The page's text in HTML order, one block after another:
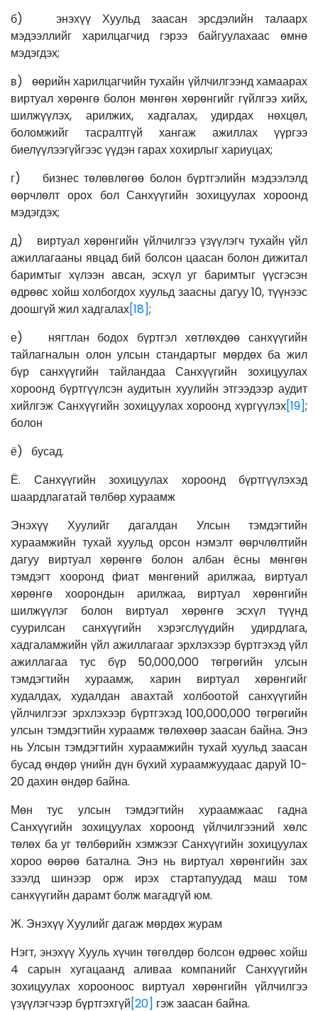
б) энэхүү Хуульд заасан эрсдэлийн талаарх
мэдээллийг харилцагчид гэрээ байгуулахаас өмнө
мэдэгдэх;
в) өөрийн харилцагчийн тухайн үйлчилгээнд хамаарах
виртуал хөрөнгө болон мөнгөн хөрөнгийг гүйлгээ хийх,
шилжүүлэх, арилжих, хадгалах, удирдах нөхцөл,
боломжийг тасралтгүй хангаж ажиллах үүргээ
биелүүлээгүйгээс үүдэн гарах хохирлыг хариуцах;
г) бизнес төлөвлөгөө болон бүртгэлийн мэдээлэлд
өөрчлөлт орох бол Санхүүгийн зохицуулах хороонд
мэдэгдэх;
д) виртуал хөрөнгийн үйлчилгээ үзүүлэгч тухайн үйл
ажиллагааны явцад бий болсон цаасан болон дижитал
баримтыг хүлээн авсан, эсхүл уг баримтыг үүсгэсэн
өдрөөс хойш холбогдох хуульд заасны дагуу 10, түүнээс
доошгүй жил хадгалах[18];
е) нягтлан бодох бүртгэл хөтлөхдөө санхүүгийн
тайлагналын олон улсын стандартыг мөрдөх ба жил
бүр санхүүгийн тайландаа Санхүүгийн зохицуулах
хороонд бүртгүүлсэн аудитын хуулийн этгээдээр аудит
хийлгэж Санхүүгийн зохицуулах хороонд хүргүүлэх[19];
болон
ё) бусад.
Ё. Санхүүгийн зохицуулах хороонд бүртгүүлэхэд
шаардлагатай төлбөр хураамж
Энэхүү Хуулийг дагалдан Улсын тэмдэгтийн
хураамжийн тухай хуульд орсон нэмэлт өөрчлөлтийн
дагуу виртуал хөрөнгө болон албан ёсны мөнгөн
тэмдэгт хооронд фиат мөнгөний арилжаа, виртуал
хөрөнгө хоорондын арилжаа, виртуал хөрөнгийн
шилжүүлэг болон виртуал хөрөнгө эсхүл түүнд
суурилсан санхүүгийн хэрэгслүүдийн удирдлага,
хадгаламжийн үйл ажиллагааг эрхлэхээр бүртгэхэд үйл
ажиллагаа тус бүр 50,000,000 төгрөгийн улсын
тэмдэгтийн хураамж, харин виртуал хөрөнгийг
худалдах, худалдан авахтай холбоотой санхүүгийн
үйлчилгээг эрхлэхээр бүртгэхэд 100,000,000 төгрөгийн
улсын тэмдэгтийн хураамж төлөхөөр заасан байна. Энэ
нь Улсын тэмдэгтийн хураамжийн тухай хуульд заасан
бусад өндөр үнийн дүн бүхий хураамжуудаас даруй 10-
20 дахин өндөр байна.
Мөн тус улсын тэмдэгтийн хураамжаас гадна
Санхүүгийн зохицуулах хороонд үйлчилгээний хөлс
төлөх ба уг төлбөрийн хэмжээг Санхүүгийн зохицуулах
хороо өөрөө батална. Энэ нь виртуал хөрөнгийн зах
зээлд шинээр орж ирэх стартапуудад маш том
санхүүгийн дарамт болж магадгүй юм.
Ж. Энэхүү Хуулийг дагаж мөрдөх журам
Нэгт, энэхүү Хууль хүчин төгөлдөр болсон өдрөөс хойш
4 сарын хугацаанд аливаа компанийг Санхүүгийн
зохицуулах хорооноос виртуал хөрөнгийн үйлчилгээ
үзүүлэгчээр бүртгэхгүй[20] гэж заасан байна.